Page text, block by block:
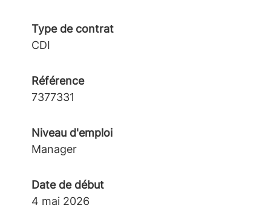
Type de contrat
CDI
Référence
7377331
Niveau d'emploi
Manager
Date de début
4 mai 2026